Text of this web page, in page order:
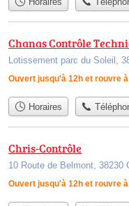
Chanas Contrôle
Lotissement parc du Soleil,
Ouvert jusqu'à 12h et rouvre
Horaires
Chris-Contrôle
10 Route de Belmont, 38230
Ouvert jusqu'à 12h et rouvre